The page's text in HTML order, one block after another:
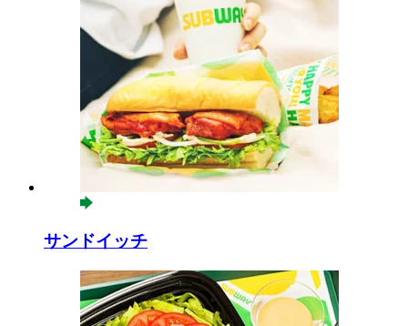
サンドイッチ